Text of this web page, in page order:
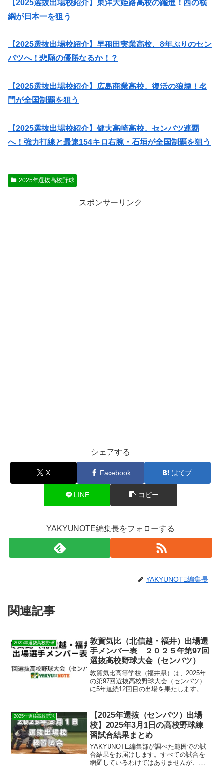
【2025選抜出場校紹介】東洋大姫路高校の躍進！西の横
綱が日本一を狙う
【2025選抜出場校紹介】早稲田実業高校、8年ぶりのセン
バツへ！悲願の優勝なるか！？
【2025選抜出場校紹介】広島商業高校、復活の狼煙！名
門が全国制覇を狙う
【2025選抜出場校紹介】健大高崎高校、センバツ連覇
へ！強力打線と最速154キロ右腕・石垣が全国制覇を狙う
2025年選抜高校野球
スポンサーリンク
シェアする
X Facebook はてブ
LINE コピー
YAKYUNOTE編集長をフォローする
YAKYUNOTE編集長
関連記事
2025年選抜高校野球
敦賀気比（北信越・福井）出場選
手メンバー表 ２０２５年第97回
選抜高校野球大会（センバツ）
​敦賀気比高等学校（福井県）は、2025年
の第97回選抜高校野球大会（センバツ）
に5年連続12回目の出場を果たします。 ​
安定した戦績を残しています。 ​しかし、
過去...
2025年選抜高校野球
【2025年選抜（センバツ）出場
校】2025年3月1日の高校野球練
習試合結果まとめ
YAKYUNOTE編集部が調べた範囲での試
合結果をお届けします。すべての試合を
網羅しているわけではありませんが、選